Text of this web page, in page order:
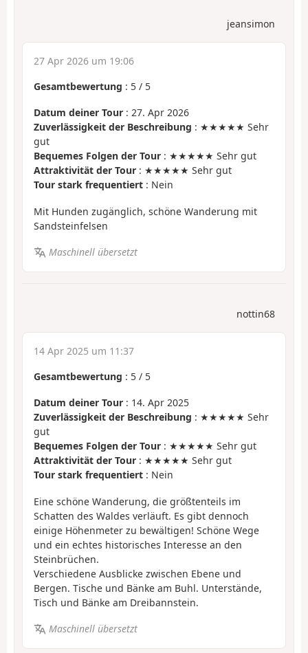
jeansimon
27 Apr 2026 um 19:06
Gesamtbewertung : 5 / 5
Datum deiner Tour : 27. Apr 2026
Zuverlässigkeit der Beschreibung : ★★★★★ Sehr
gut
Bequemes Folgen der Tour : ★★★★★ Sehr gut
Attraktivität der Tour : ★★★★★ Sehr gut
Tour stark frequentiert : Nein
Mit Hunden zugänglich, schöne Wanderung mit
Sandsteinfelsen
Maschinell übersetzt
nottin68
14 Apr 2025 um 11:37
Gesamtbewertung : 5 / 5
Datum deiner Tour : 14. Apr 2025
Zuverlässigkeit der Beschreibung : ★★★★★ Sehr
gut
Bequemes Folgen der Tour : ★★★★★ Sehr gut
Attraktivität der Tour : ★★★★★ Sehr gut
Tour stark frequentiert : Nein
Eine schöne Wanderung, die größtenteils im
Schatten des Waldes verläuft. Es gibt dennoch
einige Höhenmeter zu bewältigen! Schöne Wege
und ein echtes historisches Interesse an den
Steinbrüchen.
Verschiedene Ausblicke zwischen Ebene und
Bergen. Tische und Bänke am Buhl. Unterstände,
Tisch und Bänke am Dreibannstein.
Maschinell übersetzt